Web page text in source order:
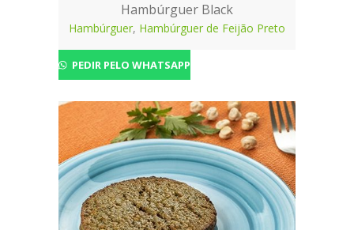
Hambúrguer Black
Hambúrguer, Hambúrguer de Feijão Preto
PEDIR PELO WHATSAPP